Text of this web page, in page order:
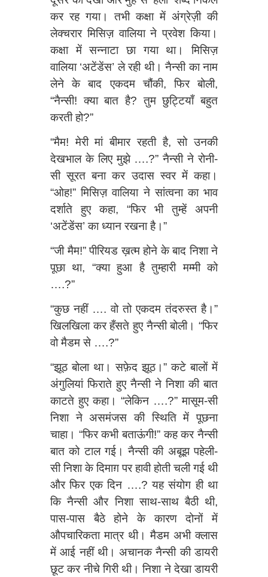
कर रह गया। तभी कक्षा में अंग्रेज़ी की
लेक्चरार मिसिज़ वालिया ने प्रवेश किया।
कक्षा में सन्नाटा छा गया था। मिसिज़
वालिया ‘अटेंडेंस’ ले रही थी। नैन्सी का नाम
लेने के बाद एकदम चौंकी, फिर बोली,
“नैन्सी! क्या बात है? तुम छुट्टियाँ बहुत
करती हो?”
“मैम! मेरी मां बीमार रहती है, सो उनकी
देखभाल के लिए मुझे ….?” नैन्सी ने रोनी-
सी सूरत बना कर उदास स्वर में कहा।
“ओह!” मिसिज़ वालिया ने सांत्वना का भाव
दर्शाते हुए कहा, “फिर भी तुम्हें अपनी
‘अटेंडेंस’ का ध्यान रखना है।”
“जी मैम!” पीरियड ख़त्म होने के बाद निशा ने
पूछा था, “क्या हुआ है तुम्हारी मम्मी को
….?”
“कुछ नहीं …. वो तो एकदम तंदरुस्त है।”
खिलखिला कर हँसते हुए नैन्सी बोली। “फिर
वो मैडम से ….?”
“झूठ बोला था। सफ़ेद झूठ।” कटे बालों में
अंगुलियां फिराते हुए नैन्सी ने निशा की बात
काटते हुए कहा। “लेकिन ….?” मासूम-सी
निशा ने असमंजस की स्थिति में पूछना
चाहा। “फिर कभी बताऊंगी!” कह कर नैन्सी
बात को टाल गई। नैन्सी की अबूझ पहेली-
सी निशा के दिमाग़ पर हावी होती चली गई थी
और फिर एक दिन ….? यह संयोग ही था
कि नैन्सी और निशा साथ-साथ बैठी थी,
पास-पास बैठे होने के कारण दोनों में
औपचारिकता मात्र थी। मैडम अभी क्लास
में आई नहीं थी। अचानक नैन्सी की डायरी
छूट कर नीचे गिरी थी। निशा ने देखा डायरी